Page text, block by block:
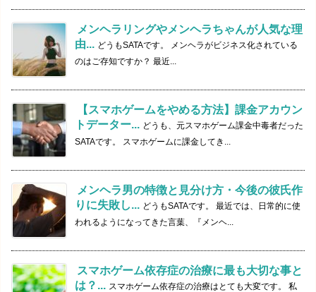
メンヘラリングやメンヘラちゃんが人気な理
由... どうもSATAです。 メンヘラがビジネス化されている
のはご存知ですか？ 最近...
【スマホゲームをやめる方法】課金アカウン
トデーター... どうも、元スマホゲーム課金中毒者だった
SATAです。 スマホゲームに課金してき...
メンヘラ男の特徴と見分け方・今後の彼氏作
りに失敗し... どうもSATAです。 最近では、日常的に使
われるようになってきた言葉、『メンヘ...
スマホゲーム依存症の治療に最も大切な事と
は？... スマホゲーム依存症の治療はとても大変です。 私